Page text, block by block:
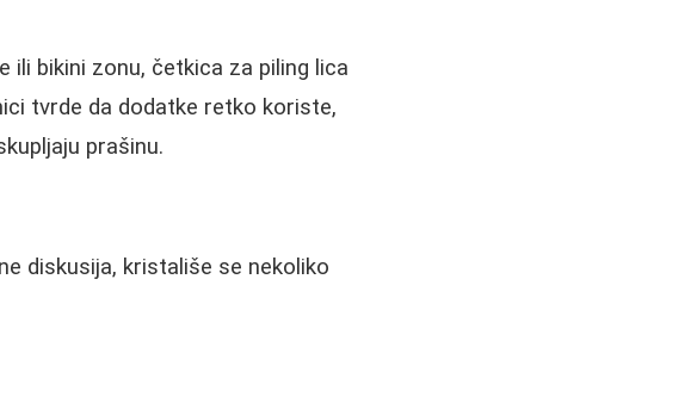
ili bikini zonu, četkica za piling lica
tvrde da dodatke retko koriste,
prašinu.
diskusija, kristališe se nekoliko